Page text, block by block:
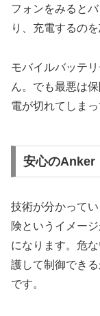
フォンをみると
り、充電するの
モバイルバッテ
ん。でも最悪は
電が切れてしまっ
安心のAnker
技術が分かって
険というイメー
になります。危
護して制御でき
です。